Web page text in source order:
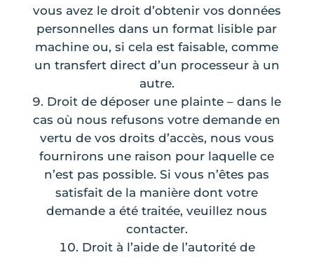
vous avez le droit d’obtenir vos données
personnelles dans un format lisible par
machine ou, si cela est faisable, comme
un transfert direct d’un processeur à un
autre.
Droit de déposer une plainte – dans le
cas où nous refusons votre demande en
vertu de vos droits d’accès, nous vous
fournirons une raison pour laquelle ce
n’est pas possible. Si vous n’êtes pas
satisfait de la manière dont votre
demande a été traitée, veuillez nous
contacter.
Droit à l’aide de l’autorité de